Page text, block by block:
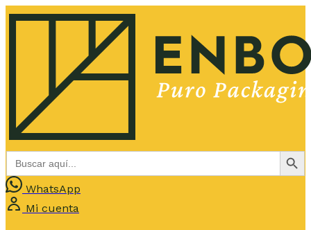
Buscar: Botón de
WhatsApp
Mi cuenta